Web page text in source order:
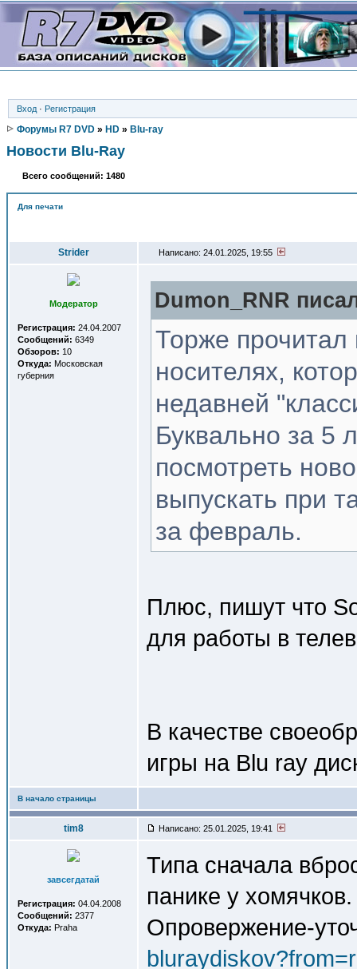
Вход · Регистрация
Форумы R7 DVD » HD » Blu-ray
Новости Blu-Ray
Всего сообщений: 1480
Для печати
Strider Написано: 24.01.2025, 19:55
Модератор
Регистрация: 24.04.2007
Сообщений: 6349
Обзоров: 10
Откуда: Московская
губерния
Dumon_RNR
Торже
носителях,
недавней
Буквально за 5
посмотреть
выпускать при
за февраль.
Плюс, пишут что
для работы в
В качестве
игры на Blu ray
В начало страницы
tim8 Написано: 25.01.2025, 19:41
завсегдатай
Регистрация: 04.04.2008
Сообщений: 2377
Откуда: Praha
Типа сначала
панике у хомячков.
Опровержение-